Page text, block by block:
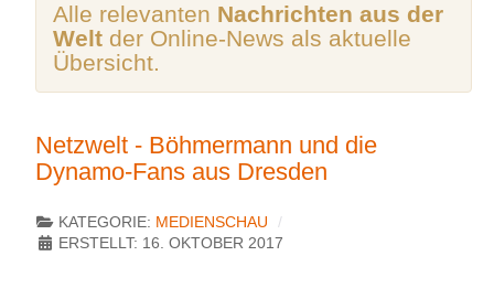
Alle relevanten Nachrichten aus der
Welt der Online-News als aktuelle
Übersicht.
Netzwelt - Böhmermann und die
Dynamo-Fans aus Dresden
KATEGORIE: MEDIENSCHAU
ERSTELLT: 16. OKTOBER 2017